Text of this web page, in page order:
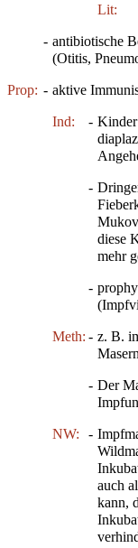
Lit:
- antibiotische
(Otitis,
Prop: - aktive
Ind: - Kinder
-
diese
mehr
-
Meth: - z. B.
- Der
NW: -
auch
kann,